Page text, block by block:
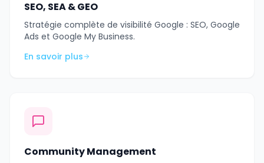
SEO, SEA & GEO
Stratégie complète de visibilité Google : SEO, Google
Ads et Google My Business.
En savoir plus
Community Management